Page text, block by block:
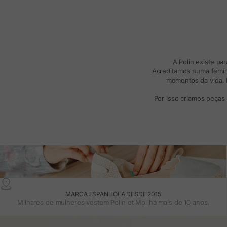
A Polin existe
Acreditamos numa
momentos da
Por isso criamos
MARCA ESPANHOLA DESDE 2015
Milhares de mulheres vestem Polin et Moi há mais de 10 anos.